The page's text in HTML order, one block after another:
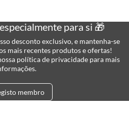
para si 🎁
desconto exclusivo, e mantenha-se
mais recentes produtos e ofertas!
política de privacidade para mais
membro